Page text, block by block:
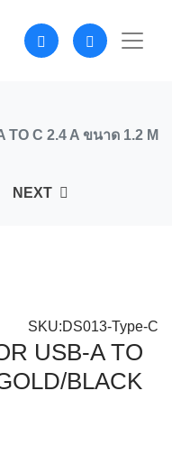
TO C 2.4 A ขนาด 1.2 M
NEXT
SKU:DS013-Type-C
USB-A TO
BLACK